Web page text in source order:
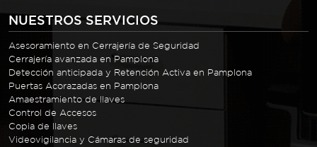
NUESTROS SERVICIOS
Asesoramiento en Cerrajería de Seguridad
Cerrajería avanzada en Pamplona
Detección anticipada y Retención Activa en Pamplona
Puertas Acorazadas en Pamplona
Amaestramiento de llaves
Control de Accesos
Copia de llaves
Videovigilancia y Cámaras de seguridad